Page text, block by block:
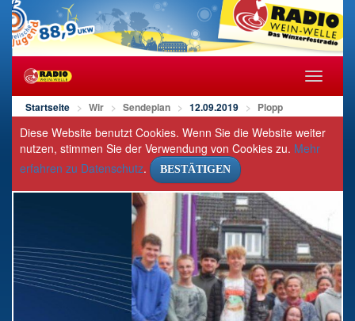
öffnen/
Startseite Wir Sendeplan 12.09.2019 Plopp
Diese Website benutzt Cookies. Wenn Sie die Website weiter
nutzen, stimmen Sie der Verwendung von Cookies zu. Mehr
erfahren zu Datenschutz. BESTÄTIGEN